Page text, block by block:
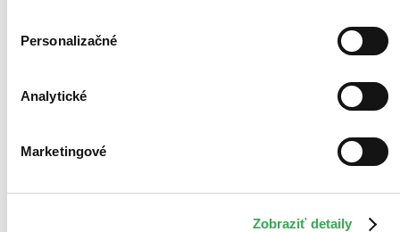
Personalizačné
Analytické
Marketingové
Zobraziť detaily